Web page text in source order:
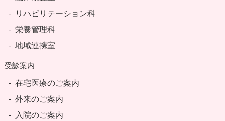
リハビリテーション科
栄養管理科
地域連携室
受診案内
在宅医療のご案内
外来のご案内
入院のご案内